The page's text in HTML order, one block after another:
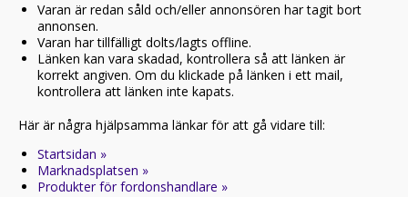
Varan är redan såld och/eller annonsören har tagit bort
annonsen.
Varan har tillfälligt dolts/lagts offline.
Länken kan vara skadad, kontrollera så att länken är
korrekt angiven. Om du klickade på länken i ett mail,
kontrollera att länken inte kapats.
Här är några hjälpsamma länkar för att gå vidare till:
Startsidan »
Marknadsplatsen »
Produkter för fordonshandlare »